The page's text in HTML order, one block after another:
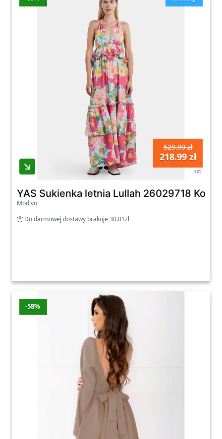
529.99 zł
218.99 zł
szt
YAS Sukienka letnia Lullah 26029718
Modivo
Do darmowej dostawy brakuje 30.01zł
-58%